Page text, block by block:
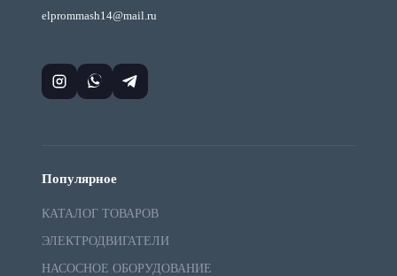
elprommash14@mail.ru
Популярное
КАТАЛОГ ТОВАРОВ
ЭЛЕКТРОДВИГАТЕЛИ
НАСОСНОЕ ОБОРУДОВАНИЕ